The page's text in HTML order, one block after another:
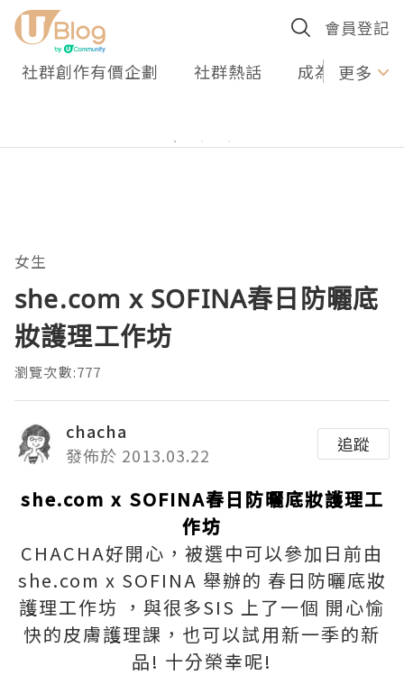
會員登記
社群創作有價企劃 社群熱話 成為U更多
女生
she.com x SOFINA春日防曬底
妝護理工作坊
瀏覽次數:777
chacha
發佈於 2013.03.22
追蹤
she.com x SOFINA春日防曬底妝護理工
作坊
CHACHA好開心，被選中可以參加日前由
she.com x SOFINA 舉辦的 春日防曬底妝
護理工作坊 ，與很多SIS 上了一個 開心愉
快的皮膚護理課，也可以試用新一季的新
品! 十分榮幸呢!